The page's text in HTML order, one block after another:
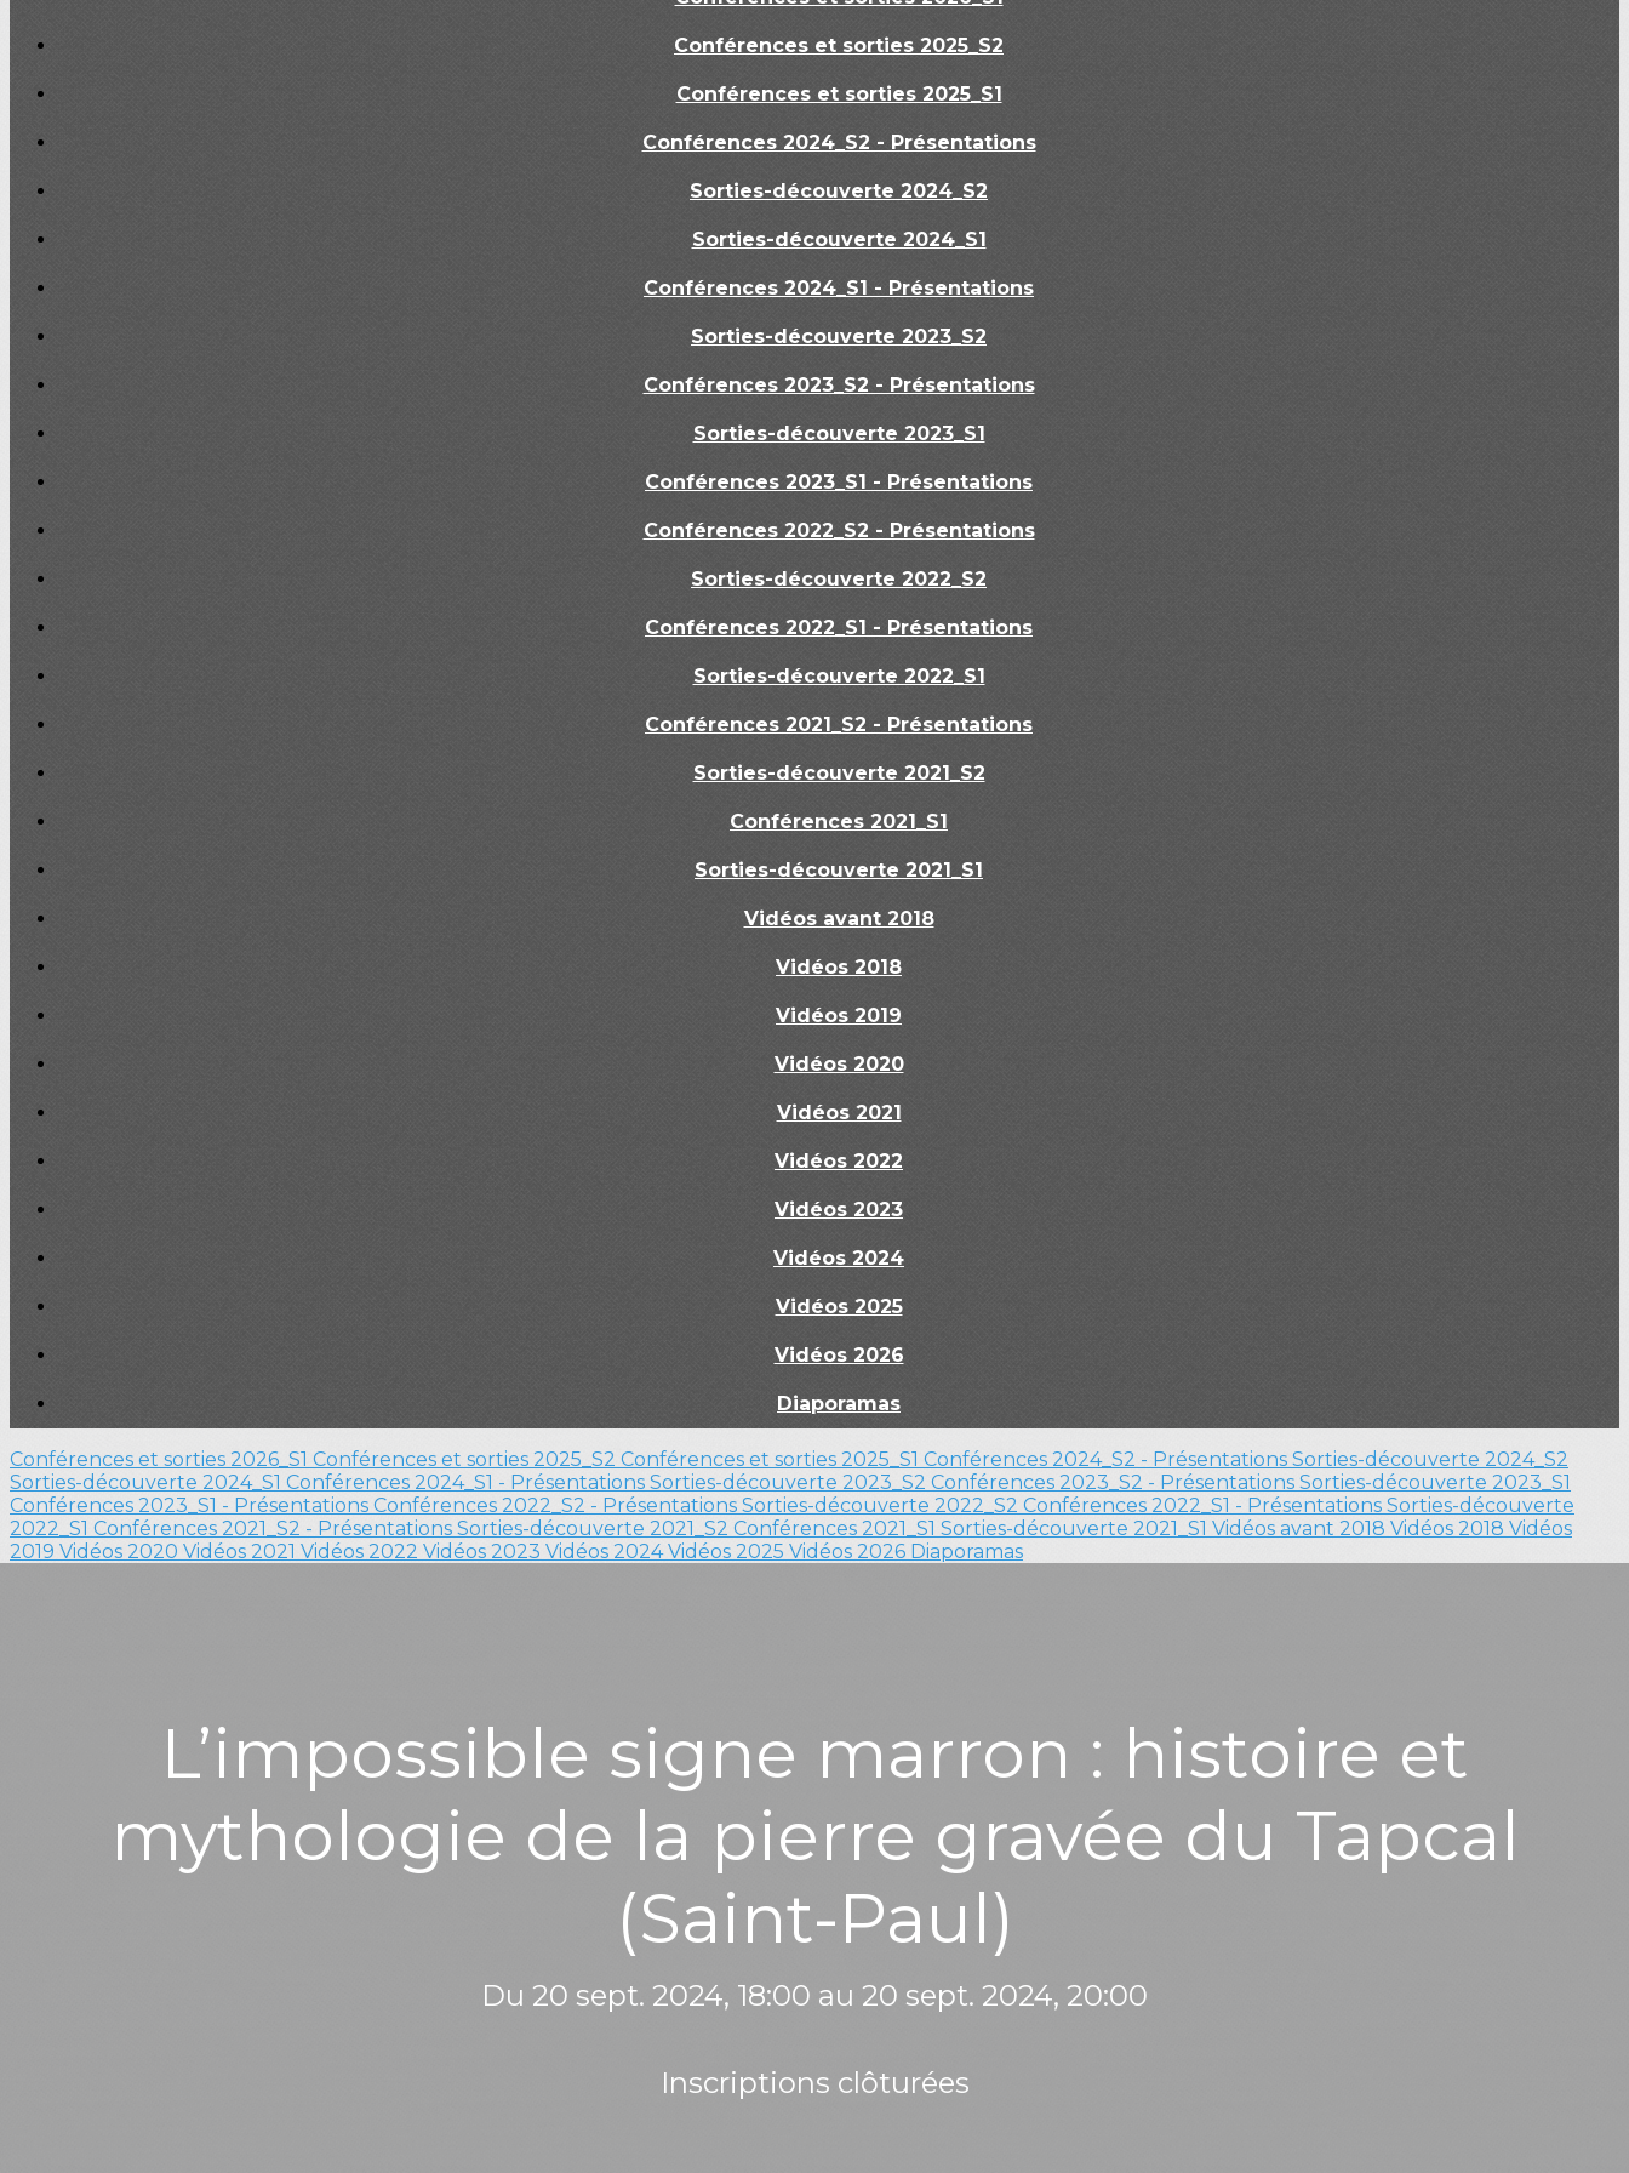
Conférences et sorties 2025_S2
Conférences et sorties 2025_S1
Conférences 2024_S2 - Présentations
Sorties-découverte 2024_S2
Sorties-découverte 2024_S1
Conférences 2024_S1 - Présentations
Sorties-découverte 2023_S2
Conférences 2023_S2 - Présentations
Sorties-découverte 2023_S1
Conférences 2023_S1 - Présentations
Conférences 2022_S2 - Présentations
Sorties-découverte 2022_S2
Conférences 2022_S1 - Présentations
Sorties-découverte 2022_S1
Conférences 2021_S2 - Présentations
Sorties-découverte 2021_S2
Conférences 2021_S1
Sorties-découverte 2021_S1
Vidéos avant 2018
Vidéos 2018
Vidéos 2019
Vidéos 2020
Vidéos 2021
Vidéos 2022
Vidéos 2023
Vidéos 2024
Vidéos 2025
Vidéos 2026
Diaporamas
Conférences et sorties 2026_S1 Conférences et sorties 2025_S2 Conférences et sorties 2025_S1 Conférences 2024_S2 - Présentations Sorties-découverte 2024_S2
Sorties-découverte 2024_S1 Conférences 2024_S1 - Présentations Sorties-découverte 2023_S2 Conférences 2023_S2 - Présentations Sorties-découverte 2023_S1
Conférences 2023_S1 - Présentations Conférences 2022_S2 - Présentations Sorties-découverte 2022_S2 Conférences 2022_S1 - Présentations Sorties-découverte
2022_S1 Conférences 2021_S2 - Présentations Sorties-découverte 2021_S2 Conférences 2021_S1 Sorties-découverte 2021_S1 Vidéos avant 2018 Vidéos 2018 Vidéos
2019 Vidéos 2020 Vidéos 2021 Vidéos 2022 Vidéos 2023 Vidéos 2024Vidéos 2025 Vidéos 2026 Diaporamas
L’impossible signe marron : histoire et
mythologie de la pierre gravée du Tapcal
(Saint-Paul)
Du 20 sept. 2024, 18:00 au 20 sept. 2024, 20:00
Inscriptions clôturées